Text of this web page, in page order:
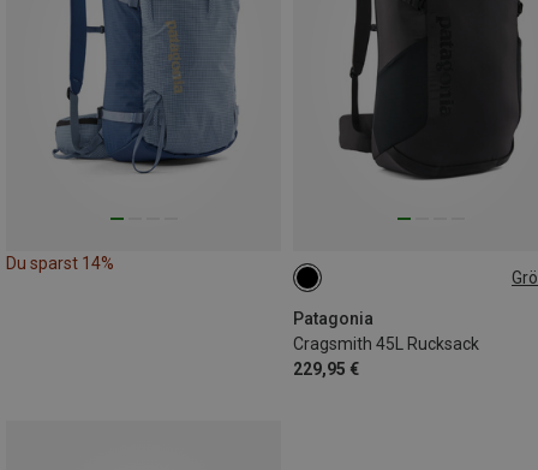
Du sparst 14%
Patagonia
Cragsmith 45L Rucksack
229,95 €
45L | S